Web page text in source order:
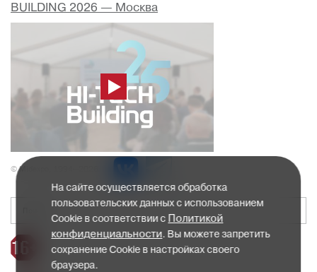
BUILDING 2026 — Москва
© Midexpo, 1994—2026
На сайте осуществляется обработка
пользовательских данных с использованием
Cookie в соответствии с
Политикой
конфиденциальности. Вы можете запретить
сохранение Cookie в настройках своего
браузера.